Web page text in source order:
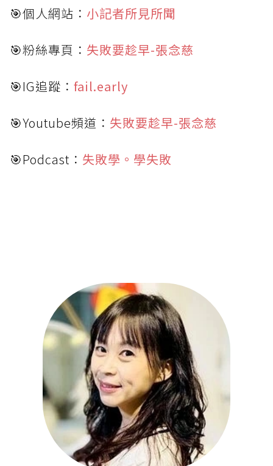
🎯個人網站： 小記者所見所聞
🎯粉絲專頁： 失敗要趁早-張念慈
🎯IG追蹤： fail.early
🎯Youtube頻道： 失敗要趁早-張念慈
🎯Podcast： 失敗學。學失敗